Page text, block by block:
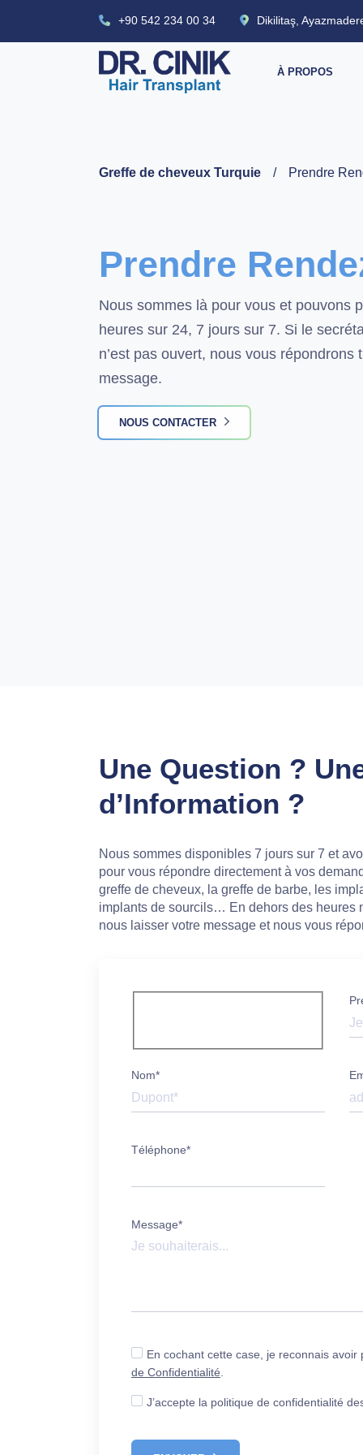
+90 542 234 00 34 Dikilitaş,
À PROPOS
Greffe de cheveux Turquie / Prendre
Prendre
Nous sommes là pour vous et pouvons
heures sur 24, 7 jours sur 7. Si le
n’est pas ouvert, nous vous répondrons
message.
NOUS CONTACTER
Une Question ?
d’Information ?
Nous sommes disponibles 7 jours sur 7 et
pour vous répondre directement à vos
greffe de cheveux, la greffe de barbe, les
implants de sourcils… En dehors des heures
nous laisser votre message et nous vous
Nom*
Téléphone*
Message*
En cochant cette case, je reconnais avoir
de Confidentialité.
J’accepte la politique de confidentialité